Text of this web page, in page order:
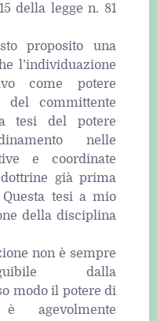
della legge n. 81
proposito una
l’individuazione
come potere
del committente
tesi del potere
nelle
e coordinate
già prima
tesi a mio
della disciplina
non è sempre
dalla
modo il potere di
agevolmente